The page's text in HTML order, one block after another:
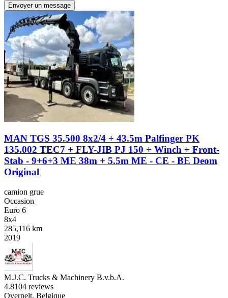
Envoyer un message
MAN TGS 35.500 8x2/4 + 43.5m Palfinger PK
135.002 TEC7 + FLY-JIB PJ 150 + Winch + Front-
Stab - 9+6+3 ME 38m + 5.5m ME - CE - BE Deom
Original
camion grue
Occasion
Euro 6
8x4
285,116 km
2019
M.J.C. Trucks & Machinery B.v.b.A.
4.8104 reviews
Overpelt, Belgique